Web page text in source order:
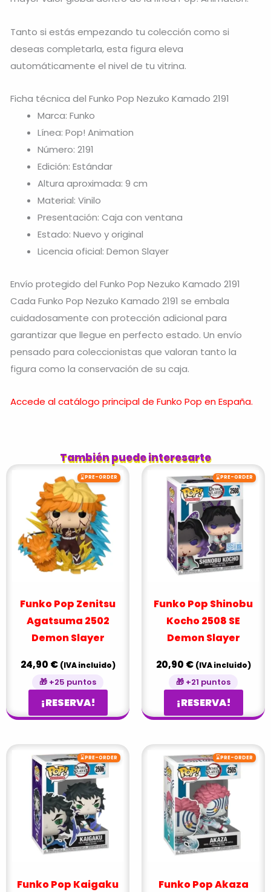
Tanto si estás empezando tu colección como si
deseas completarla, esta figura eleva
automáticamente el nivel de tu vitrina.
Ficha técnica del Funko Pop Nezuko Kamado 2191
Marca: Funko
Línea: Pop! Animation
Número: 2191
Edición: Estándar
Altura aproximada: 9 cm
Material: Vinilo
Presentación: Caja con ventana
Estado: Nuevo y original
Licencia oficial: Demon Slayer
Envío protegido del Funko Pop Nezuko Kamado 2191
Cada Funko Pop Nezuko Kamado 2191 se embala
cuidadosamente con protección adicional para
garantizar que llegue en perfecto estado. Un envío
pensado para coleccionistas que valoran tanto la
figura como la conservación de su caja.
Accede al catálogo principal de Funko Pop en España.
También puede interesarte
⌛PRE-ORDER
Funko Pop Zenitsu
Agatsuma 2502
Demon Slayer
24,90 € (IVA incluido)
🎁 +25 puntos
¡RESERVA!
⌛PRE-ORDER
Funko Pop Shinobu
Kocho 2508 SE
Demon Slayer
20,90 € (IVA incluido)
🎁 +21 puntos
¡RESERVA!
⌛PRE-ORDER
Funko Pop Kaigaku
⌛PRE-ORDER
Funko Pop Akaza